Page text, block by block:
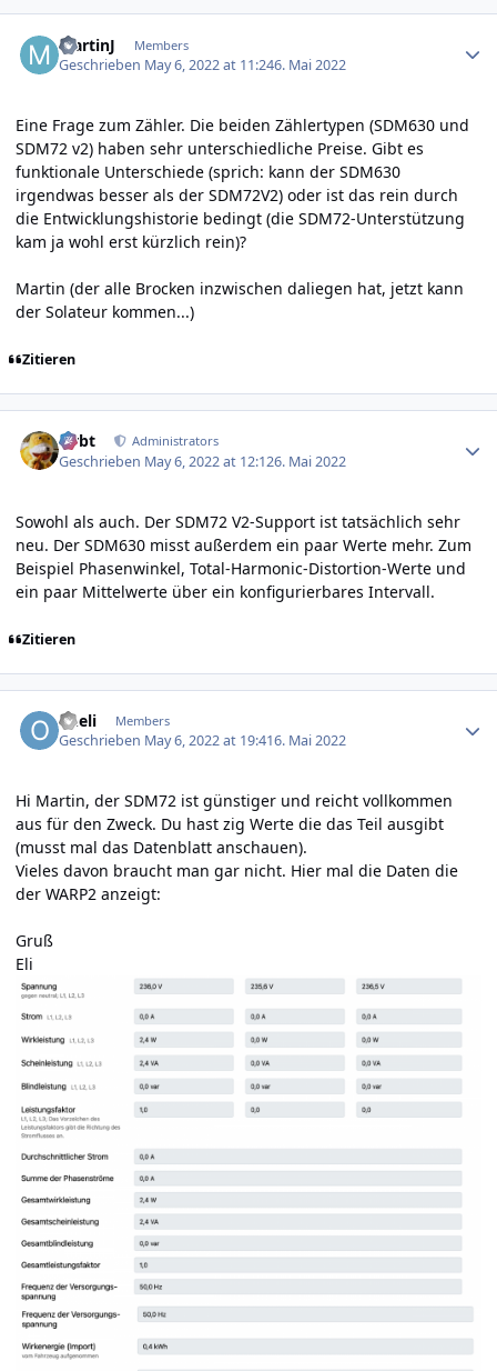
MartinJ Members
Geschrieben May 6, 2022 at 11:246. Mai 2022
Eine Frage zum Zähler. Die beiden Zählertypen (SDM630 und
SDM72 v2) haben sehr unterschiedliche Preise. Gibt es
funktionale Unterschiede (sprich: kann der SDM630
irgendwas besser als der SDM72V2) oder ist das rein durch
die Entwicklungshistorie bedingt (die SDM72-Unterstützung
kam ja wohl erst kürzlich rein)?
Martin (der alle Brocken inzwischen daliegen hat, jetzt kann
der Solateur kommen...)
Zitieren
rtrbt Administrators
Geschrieben May 6, 2022 at 12:126. Mai 2022
Sowohl als auch. Der SDM72 V2-Support ist tatsächlich sehr
neu. Der SDM630 misst außerdem ein paar Werte mehr. Zum
Beispiel Phasenwinkel, Total-Harmonic-Distortion-Werte und
ein paar Mittelwerte über ein konfigurierbares Intervall.
Zitieren
oheli Members
Geschrieben May 6, 2022 at 19:416. Mai 2022
Hi Martin, der SDM72 ist günstiger und reicht vollkommen
aus für den Zweck. Du hast zig Werte die das Teil ausgibt
(musst mal das Datenblatt anschauen).
Vieles davon braucht man gar nicht. Hier mal die Daten die
der WARP2 anzeigt:
Gruß
Eli